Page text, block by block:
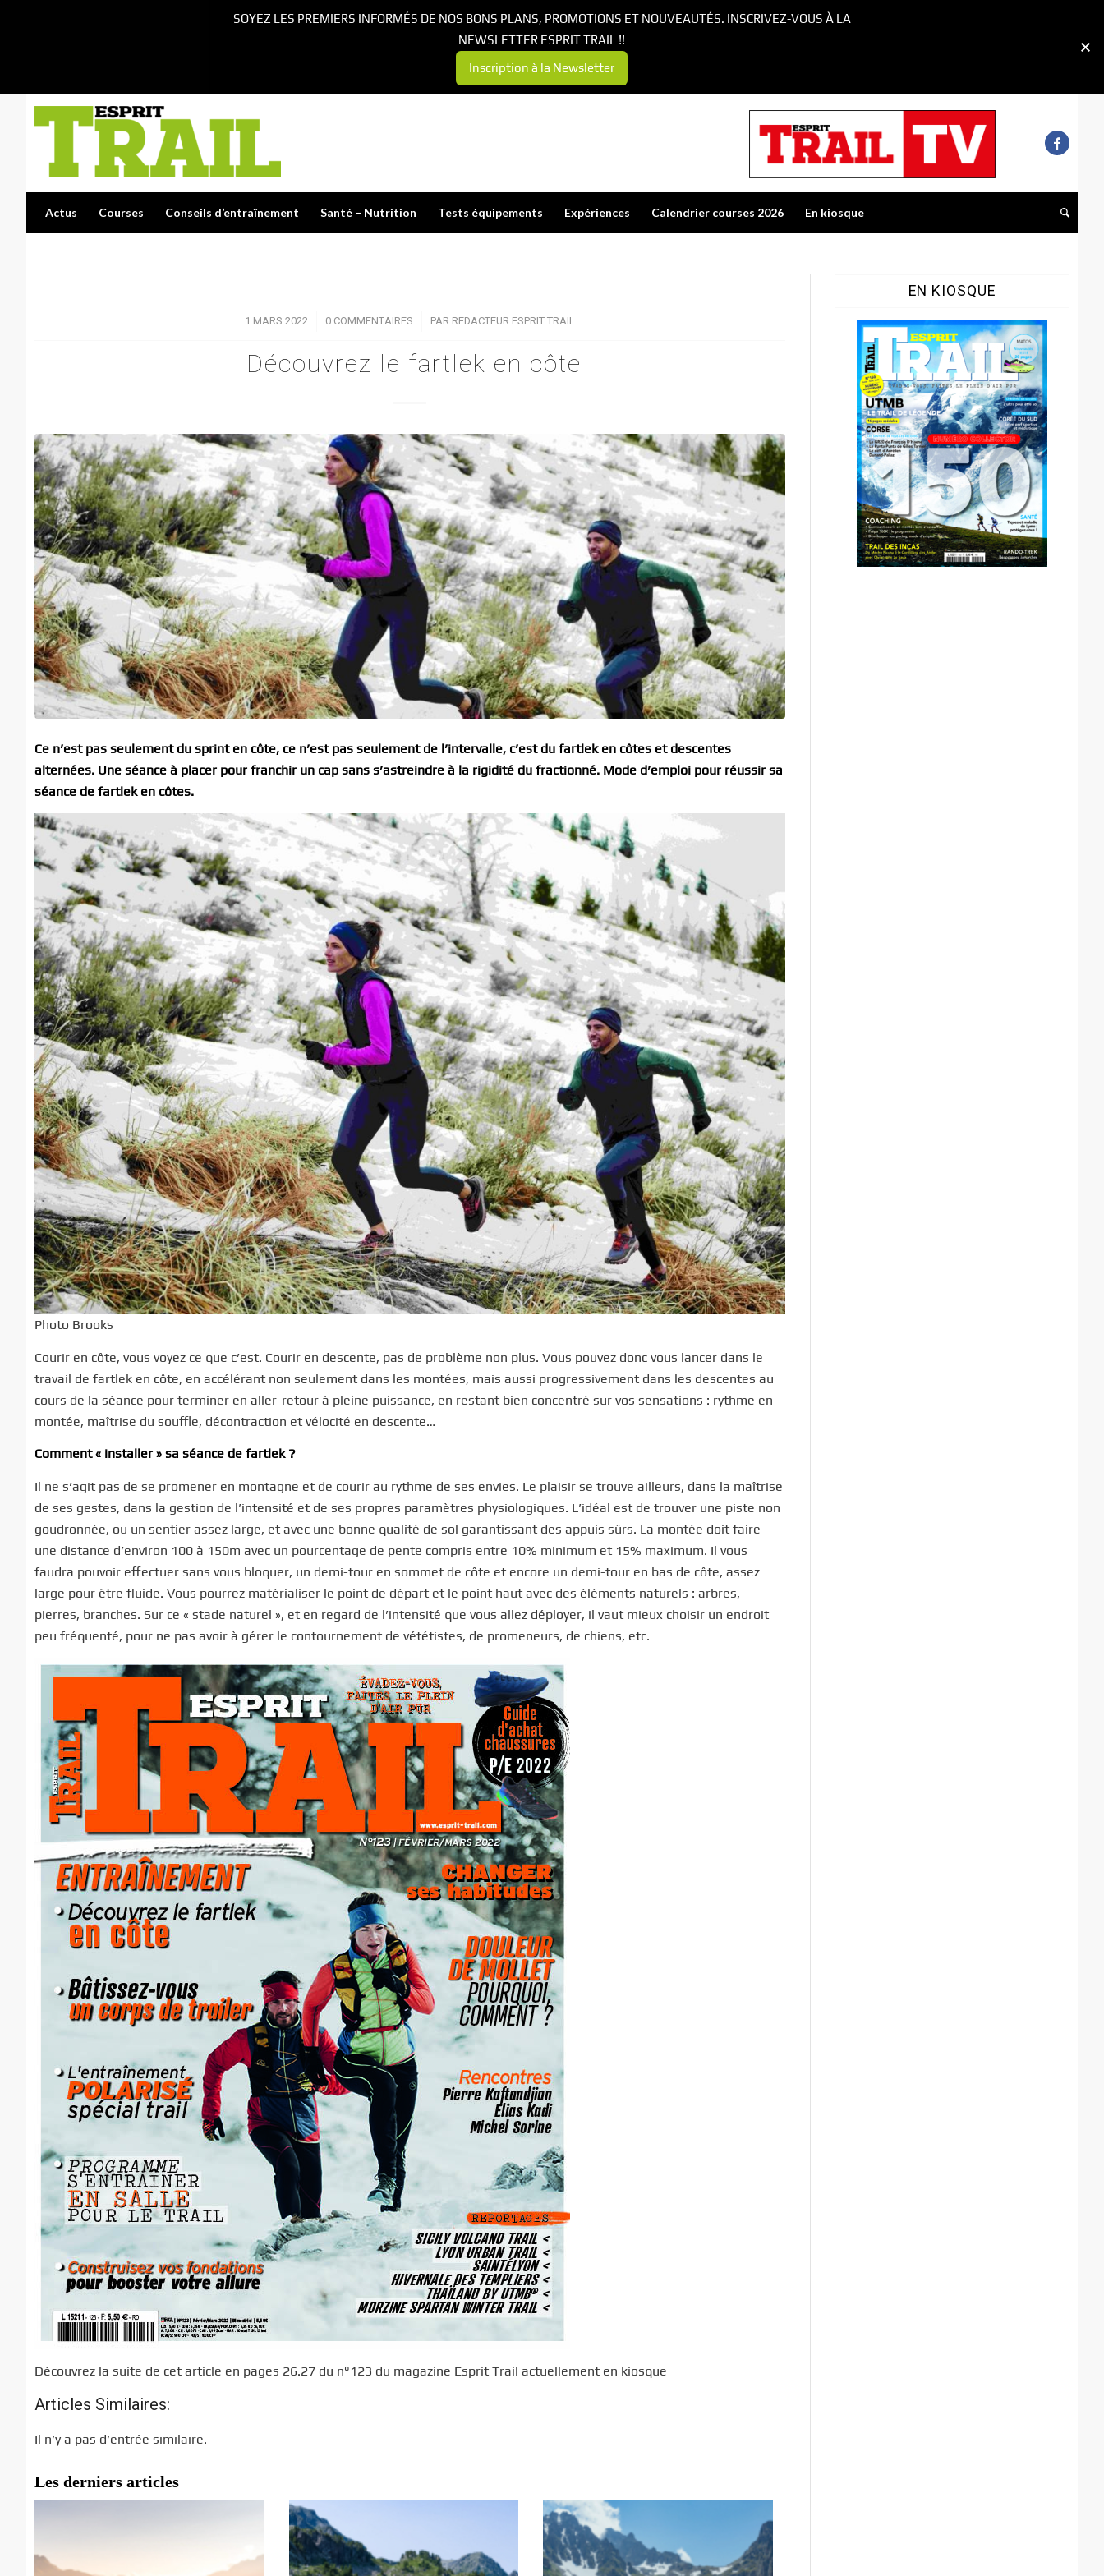
Actus Courses Conseils d’entraînement Santé – Nutrition Tests équipements Expériences Calendrier courses 2026 En kiosque
1 MARS 2022
/ 0 COMMENTAIRES
/ PAR REDACTEUR ESPRIT TRAIL
Découvrez le fartlek en côte
Ce n’est pas seulement du sprint en côte, ce n’est pas seulement de l’intervalle, c’est du fartlek en côtes et descentes
alternées. Une séance à placer pour franchir un cap sans s’astreindre à la rigidité du fractionné. Mode d’emploi pour réussir sa
séance de fartlek en côtes.
Photo Brooks
Courir en côte, vous voyez ce que c’est. Courir en descente, pas de problème non plus. Vous pouvez donc vous lancer dans le
travail de fartlek en côte, en accélérant non seulement dans les montées, mais aussi progressivement dans les descentes au
cours de la séance pour terminer en aller-retour à pleine puissance, en restant bien concentré sur vos sensations : rythme en
montée, maîtrise du souffle, décontraction et vélocité en descente…
Comment « installer » sa séance de fartlek ?
Il ne s’agit pas de se promener en montagne et de courir au rythme de ses envies. Le plaisir se trouve ailleurs, dans la maîtrise
de ses gestes, dans la gestion de l’intensité et de ses propres paramètres physiologiques. L’idéal est de trouver une piste non
goudronnée, ou un sentier assez large, et avec une bonne qualité de sol garantissant des appuis sûrs. La montée doit faire
une distance d’environ 100 à 150m avec un pourcentage de pente compris entre 10% minimum et 15% maximum. Il vous
faudra pouvoir effectuer sans vous bloquer, un demi-tour en sommet de côte et encore un demi-tour en bas de côte, assez
large pour être fluide. Vous pourrez matérialiser le point de départ et le point haut avec des éléments naturels : arbres,
pierres, branches. Sur ce « stade naturel », et en regard de l’intensité que vous allez déployer, il vaut mieux choisir un endroit
peu fréquenté, pour ne pas avoir à gérer le contournement de vététistes, de promeneurs, de chiens, etc.
Découvrez la suite de cet article en pages 26.27 du n°123 du magazine Esprit Trail actuellement en kiosque
Articles Similaires:
Il n’y a pas d’entrée similaire.
Les derniers articles
EN KIOSQUE
SOYEZ LES PREMIERS INFORMÉS DE NOS BONS PLANS, PROMOTIONS ET NOUVEAUTÉS. INSCRIVEZ-VOUS À LA
NEWSLETTER ESPRIT TRAIL !!
Inscription à la Newsletter